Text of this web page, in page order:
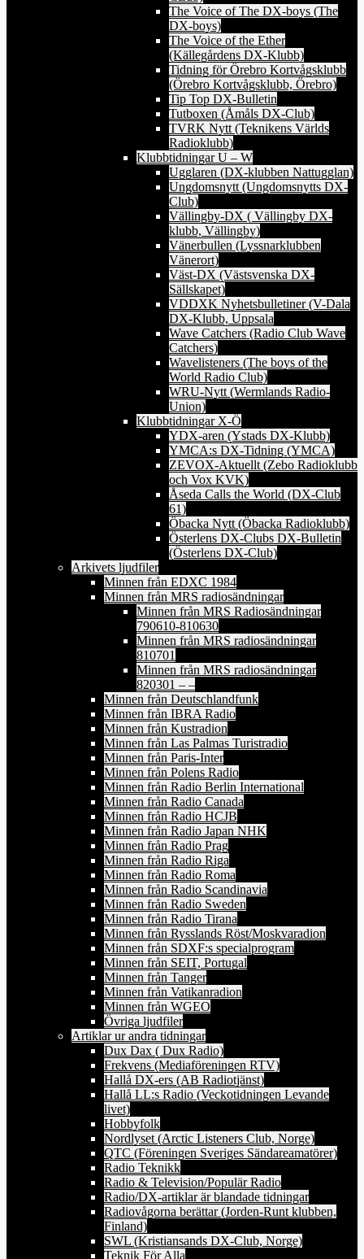
The Voice of The DX-boys (The
DX-boys)
The Voice of the Ether
(Källegårdens DX-Klubb)
Tidning för Örebro Kortvågsklubb
(Örebro Kortvågsklubb, Örebro)
Tip Top DX-Bulletin
Tutboxen (Åmåls DX-Club)
TVRK Nytt (Teknikens Världs
Radioklubb)
Klubbtidningar U – W
Ugglaren (DX-klubben Nattugglan)
Ungdomsnytt (Ungdomsnytts DX-
Club)
Vällingby-DX ( Vällingby DX-
klubb, Vällingby)
Vänerbullen (Lyssnarklubben
Vänerort)
Väst-DX (Västsvenska DX-
Sällskapet)
VDDXK Nyhetsbulletiner (V-Dala
DX-Klubb, Uppsala
Wave Catchers (Radio Club Wave
Catchers)
Wavelisteners (The boys of the
World Radio Club)
WRU-Nytt (Wermlands Radio-
Union)
Klubbtidningar X-Ö
YDX-aren (Ystads DX-Klubb)
YMCA:s DX-Tidning (YMCA)
ZEVOX-Aktuellt (Zebo Radioklubb
och Vox KVK)
Åseda Calls the World (DX-Club
61)
Öbacka Nytt (Öbacka Radioklubb)
Österlens DX-Clubs DX-Bulletin
(Österlens DX-Club)
Arkivets ljudfiler
Minnen från EDXC 1984
Minnen från MRS radiosändningar
Minnen från MRS Radiosändningar
790610-810630
Minnen från MRS radiosändningar
810701
Minnen från MRS radiosändningar
820301 – –
Minnen från Deutschlandfunk
Minnen från IBRA Radio
Minnen från Kustradion
Minnen från Las Palmas Turistradio
Minnen från Paris-Inter
Minnen från Polens Radio
Minnen från Radio Berlin International
Minnen från Radio Canada
Minnen från Radio HCJB
Minnen från Radio Japan NHK
Minnen från Radio Prag
Minnen från Radio Riga
Minnen från Radio Roma
Minnen från Radio Scandinavia
Minnen från Radio Sweden
Minnen från Radio Tirana
Minnen från Rysslands Röst/Moskvaradion
Minnen från SDXF:s specialprogram
Minnen från SEIT, Portugal
Minnen från Tanger
Minnen från Vatikanradion
Minnen från WGEO
Övriga ljudfiler
Artiklar ur andra tidningar
Dux Dax ( Dux Radio)
Frekvens (Mediaföreningen RTV)
Hallå DX-ers (AB Radiotjänst)
Hallå LL:s Radio (Veckotidningen Levande
livet)
Hobbyfolk
Nordlyset (Arctic Listeners Club, Norge)
QTC (Föreningen Sveriges Sändareamatörer)
Radio Teknikk
Radio & Television/Populär Radio
Radio/DX-artiklar är blandade tidningar
Radiovågorna berättar (Jorden-Runt klubben,
Finland)
SWL (Kristiansands DX-Club, Norge)
Teknik För Alla